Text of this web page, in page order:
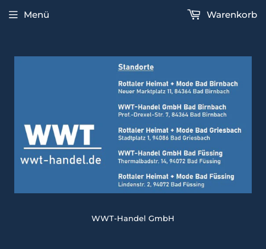
WWT-Handel GmbH
Menü Warenkorb